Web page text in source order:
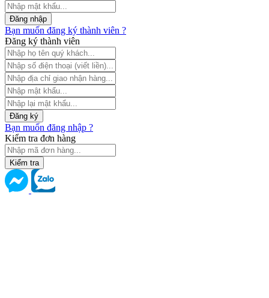
Đăng nhập
Bạn muốn đăng ký thành viên ?
Đăng ký thành viên
Đăng ký
Bạn muốn đăng nhập ?
Kiểm tra đơn hàng
Kiểm tra